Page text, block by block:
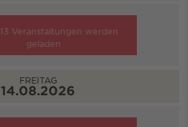
13 Veranstaltungen werden
geladen
FREITAG
14.08.2026